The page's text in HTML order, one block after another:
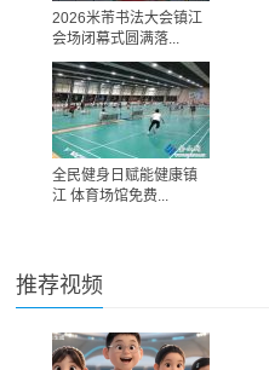
2026米芾书法大会镇江
会场闭幕式圆满落...
全民健身日赋能健康镇
江 体育场馆免费...
推荐视频